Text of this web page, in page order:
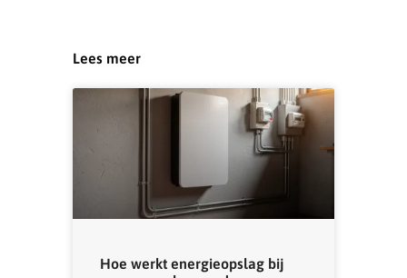
Lees meer
Hoe werkt energieopslag bij